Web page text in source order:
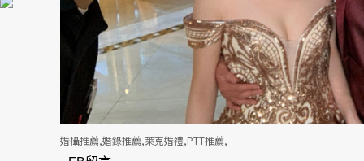
婚攝推薦,婚錄推薦,萊克婚禮,PTT推薦,